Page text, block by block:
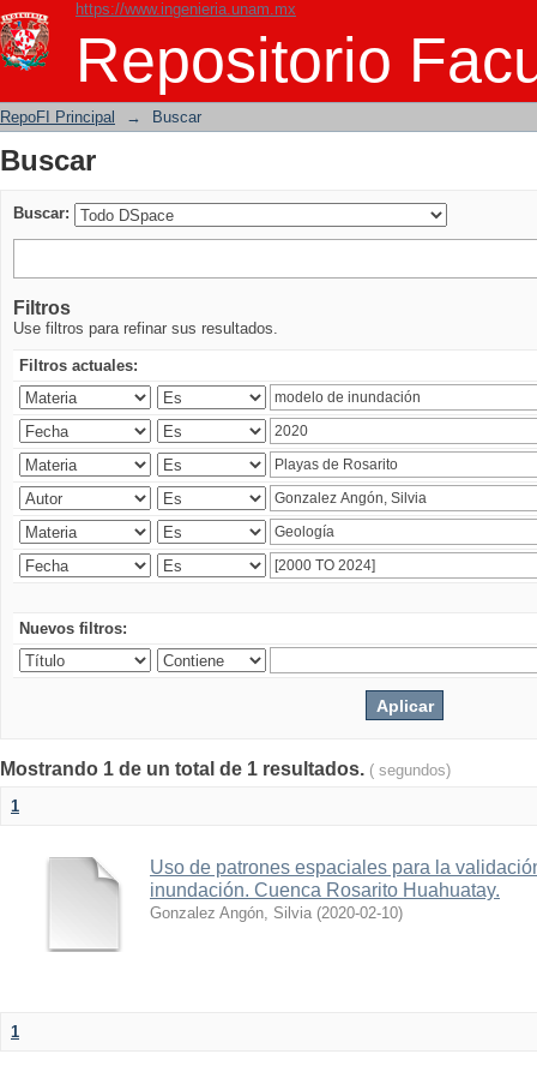
https://www.ingenieria.unam.mx
Repositorio
Buscar
RepoFI Principal → Buscar
Buscar
Buscar:
Filtros
Use filtros para refinar sus resultados.
Filtros actuales:
Nuevos filtros:
Mostrando 1 de un total de 1 resultados. ( segundos)
1
Uso de patrones espaciales para la
inundación. Cuenca Rosarito Huahuatay.
Gonzalez Angón, Silvia (2020-02-10)
1